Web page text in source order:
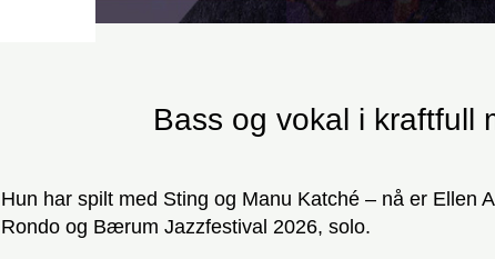
Bass og vokal i kraftfull
Hun har spilt med Sting og Manu Katché – nå er Ellen
Rondo og Bærum Jazzfestival 2026, solo.